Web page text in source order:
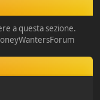
a questa sezione.